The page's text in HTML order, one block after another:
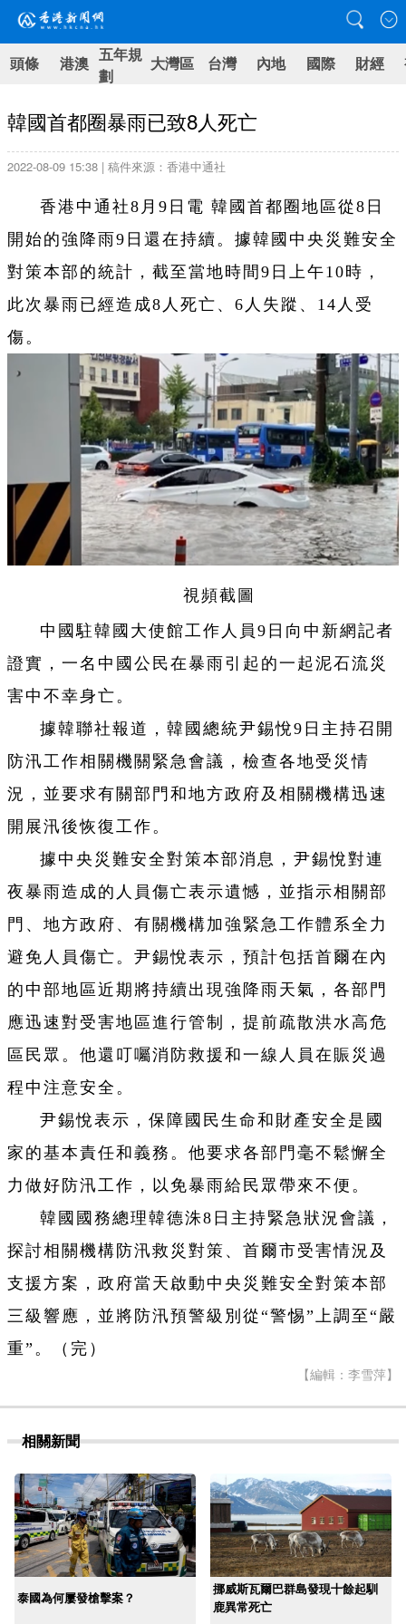
頭條 港澳 五年規
劃
大灣區 台灣 內地 國際 財經
韓國首都圈暴雨已致8人死亡
2022-08-09 15:38 | 稿件來源：香港中通社
香港中通社8月9日電 韓國首都圈地區從8日
開始的強降雨9日還在持續。據韓國中央災難安全
對策本部的統計，截至當地時間9日上午10時，
此次暴雨已經造成8人死亡、6人失蹤、14人受
傷。
視頻截圖
中國駐韓國大使館工作人員9日向中新網記者
證實，一名中國公民在暴雨引起的一起泥石流災
害中不幸身亡。
據韓聯社報道，韓國總統尹錫悅9日主持召開
防汛工作相關機關緊急會議，檢查各地受災情
況，並要求有關部門和地方政府及相關機構迅速
開展汛後恢復工作。
據中央災難安全對策本部消息，尹錫悅對連
夜暴雨造成的人員傷亡表示遺憾，並指示相關部
門、地方政府、有關機構加強緊急工作體系全力
避免人員傷亡。尹錫悅表示，預計包括首爾在內
的中部地區近期將持續出現強降雨天氣，各部門
應迅速對受害地區進行管制，提前疏散洪水高危
區民眾。他還叮囑消防救援和一線人員在賑災過
程中注意安全。
尹錫悅表示，保障國民生命和財產安全是國
家的基本責任和義務。他要求各部門毫不鬆懈全
力做好防汛工作，以免暴雨給民眾帶來不便。
韓國國務總理韓德洙8日主持緊急狀況會議，
探討相關機構防汛救災對策、首爾市受害情況及
支援方案，政府當天啟動中央災難安全對策本部
三級響應，並將防汛預警級別從“警惕”上調至“嚴
重”。（完）
【編輯：李雪萍】
相關新聞
泰國為何屢發槍擊案？
挪威斯瓦爾巴群島發現十餘起馴
鹿異常死亡